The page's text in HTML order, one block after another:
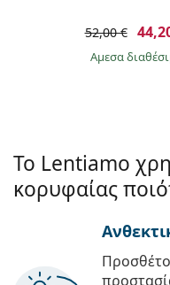
52,00 €
άμεσα
Το Lentiamo
κορυφαίας